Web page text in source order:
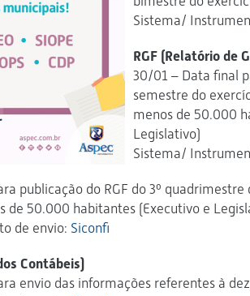
Sistema/
RGF (Relatório de
30/01 – Data final
semestre do
menos de 50.000
Legislativo)
Sistema/
publicação do RGF do 3º
de 50.000 habitantes (Executivo e
de envio: Siconfi
Contábeis)
envio das informações referentes à